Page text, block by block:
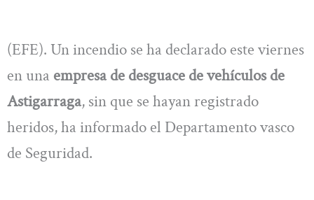
(EFE). Un incendio se ha declarado este viernes
en una empresa de desguace de vehículos de
Astigarraga, sin que se hayan registrado
heridos, ha informado el Departamento vasco
de Seguridad.